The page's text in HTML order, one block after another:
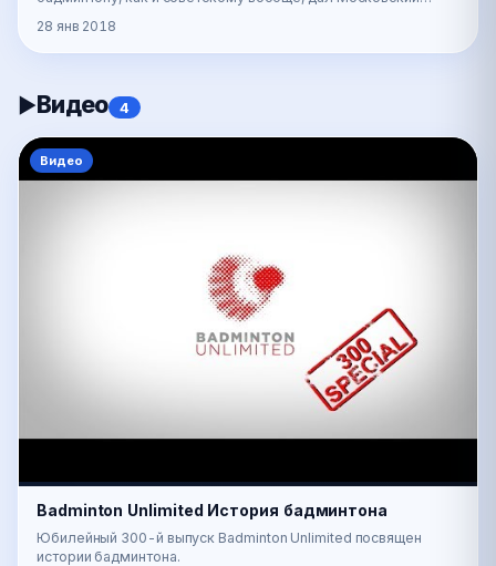
28 янв 2018
▶ Видео 4
Видео
Badminton Unlimited История бадминтона
Юбилейный 300-й выпуск Badminton Unlimited посвящен
истории бадминтона.